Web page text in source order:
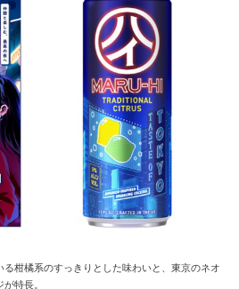
る柑橘系のすっきりとした味わいと、東京のネオ
特長。